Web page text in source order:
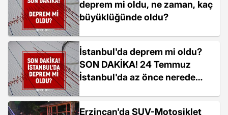
deprem mi oldu, ne zaman, kaç
büyüklüğünde oldu?
İstanbul'da deprem mi oldu?
SON DAKİKA! 24 Temmuz
İstanbul'da az önce nerede
Erzincan'da SUV-Motosiklet